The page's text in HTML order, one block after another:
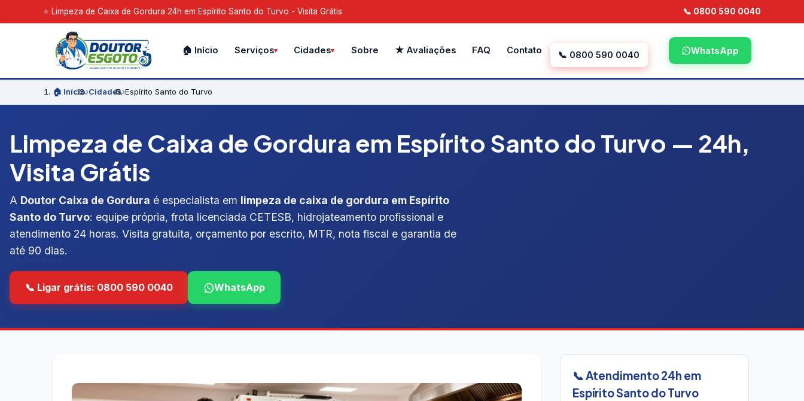
⭐ Limpeza de Caixa de Gordura 24h em Espírito Santo do Turvo - Visita Grátis 📞 0800 590 0040
🏠 Início Serviços Cidades Sobre ★ Avaliações FAQ Contato 📞 0800 590 0040 WhatsApp
🏠 Início›Cidades›Espírito Santo do Turvo
Limpeza de Caixa de Gordura em Espírito Santo do Turvo — 24h,
Visita Grátis
A Doutor Caixa de Gordura é especialista em limpeza de caixa de gordura em Espírito
Santo do Turvo: equipe própria, frota licenciada CETESB, hidrojateamento profissional e
atendimento 24 horas. Visita gratuita, orçamento por escrito, MTR, nota fiscal e garantia de
até 90 dias.
📞 Ligar grátis: 0800 590 0040 WhatsApp
📞 Atendimento 24h em
Espírito Santo do Turvo